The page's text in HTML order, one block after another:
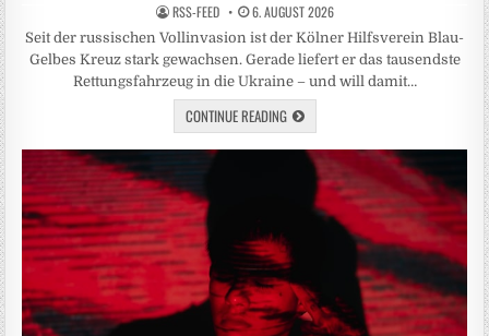
RSS-FEED 6. AUGUST 2026
Seit der russischen Vollinvasion ist der Kölner Hilfsverein Blau-
Gelbes Kreuz stark gewachsen. Gerade liefert er das tausendste
Rettungsfahrzeug in die Ukraine – und will damit…
CONTINUE READING